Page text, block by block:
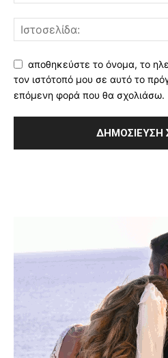
αποθηκεύστε το όνομα, το
τον ιστότοπό μου σε αυτό το
επόμενη φορά που θα σχολιάσω.